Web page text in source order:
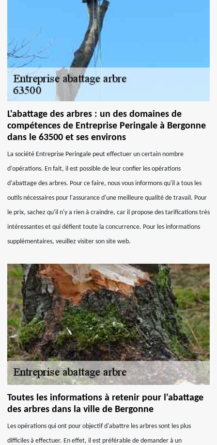
L'abattage des arbres : un des domaines de
compétences de Entreprise Peringale à Bergonne
dans le 63500 et ses environs
La société Entreprise Peringale peut effectuer un certain nombre
d'opérations. En fait, il est possible de leur confier les opérations
d'abattage des arbres. Pour ce faire, nous vous informons qu'il a tous les
outils nécessaires pour l'assurance d'une meilleure qualité de travail. Pour
le prix, sachez qu'il n'y a rien à craindre, car il propose des tarifications très
intéressantes et qui défient toute la concurrence. Pour les informations
supplémentaires, veuillez visiter son site web.
Toutes les informations à retenir pour l'abattage
des arbres dans la ville de Bergonne
Les opérations qui ont pour objectif d'abattre les arbres sont les plus
difficiles à effectuer. En effet, il est préférable de demander à un